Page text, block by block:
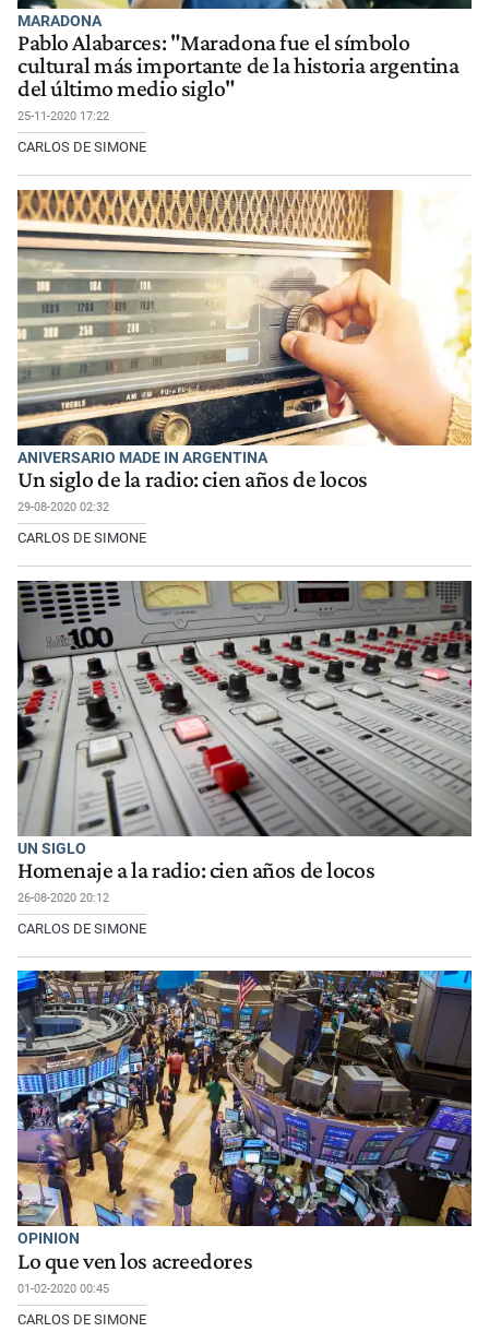
MARADONA
Pablo Alabarces: "Maradona fue el símbolo
cultural más importante de la historia argentina
del último medio siglo"
25-11-2020 17:22
CARLOS DE SIMONE
ANIVERSARIO MADE IN ARGENTINA
Un siglo de la radio: cien años de locos
29-08-2020 02:32
CARLOS DE SIMONE
UN SIGLO
Homenaje a la radio: cien años de locos
26-08-2020 20:12
CARLOS DE SIMONE
OPINION
Lo que ven los acreedores
01-02-2020 00:45
CARLOS DE SIMONE